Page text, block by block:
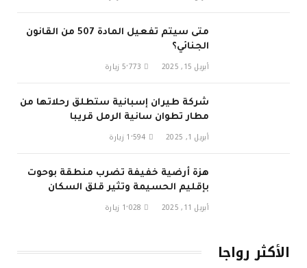
متى سيتم تفعيل المادة 507 من القانون
الجنائي؟
أبريل 15, 2025 5٬773 زيارة
شركة طيران إسبانية ستطلق رحلاتها من
مطار تطوان سانية الرمل قريبا
أبريل 1, 2025 1٬594 زيارة
هزة أرضية خفيفة تضرب منطقة بوحوت
بإقليم الحسيمة وتثير قلق السكان
أبريل 11, 2025 1٬028 زيارة
الأكثر رواجا